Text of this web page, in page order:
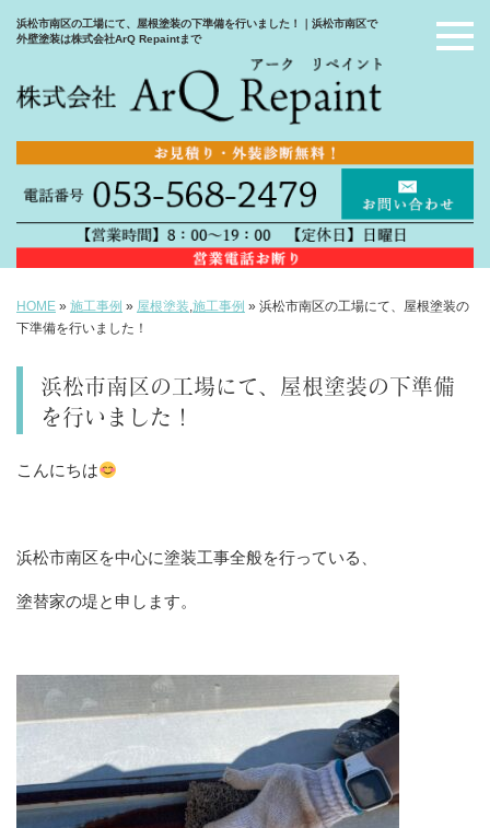
浜松市南区の工場にて、屋根塗装の下準備を行いました！｜浜松市南区で
外壁塗装は株式会社ArQ Repaintまで
HOME » 施工事例 » 屋根塗装,施工事例 » 浜松市南区の工場にて、屋根塗装の
下準備を行いました！
浜松市南区の工場にて、屋根塗装の下準備
を行いました！
こんにちは
浜松市南区を中心に塗装工事全般を行っている、
塗替家の堤と申します。